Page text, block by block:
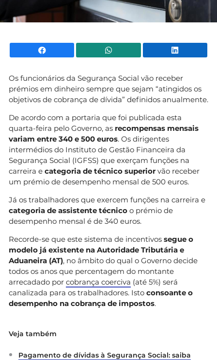
Facebook WhatsApp
Os funcionários da Segurança Social vão receber
prémios em dinheiro sempre que sejam “atingidos os
objetivos de cobrança de dívida” definidos anualmente.
De acordo com a portaria que foi publicada esta
quarta-feira pelo Governo, as recompensas mensais
variam entre 340 e 500 euros. Os dirigentes
intermédios do Instituto de Gestão Financeira da
Segurança Social (IGFSS) que exerçam funções na
carreira e categoria de técnico superior vão receber
um prémio de desempenho mensal de 500 euros.
Já os trabalhadores que exercem funções na carreira e
categoria de assistente técnico o prémio de
desempenho mensal é de 340 euros.
Recorde-se que este sistema de incentivos segue o
modelo já existente na Autoridade Tributária e
Aduaneira (AT), no âmbito do qual o Governo decide
todos os anos que percentagem do montante
arrecadado por cobrança coerciva (até 5%) será
canalizada para os trabalhadores. Isto consoante o
desempenho na cobrança de impostos.
Veja também
Pagamento de dívidas à Segurança Social: saiba